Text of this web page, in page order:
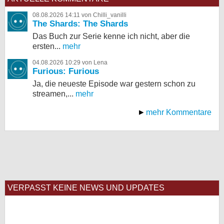
08.08.2026 14:11 von Chilli_vanilli
The Shards: The Shards
Das Buch zur Serie kenne ich nicht, aber die
ersten... mehr
04.08.2026 10:29 von Lena
Furious: Furious
Ja, die neueste Episode war gestern schon zu
streamen,... mehr
mehr Kommentare
VERPASST KEINE NEWS UND UPDATES